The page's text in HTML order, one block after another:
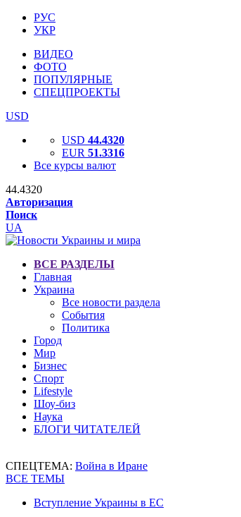
РУС
УКР
ВИДЕО
ФОТО
ПОПУЛЯРНЫЕ
СПЕЦПРОЕКТЫ
USD
USD 44.4320
EUR 51.3316
Все курсы валют
44.4320
Авторизация
Поиск
UA
ВСЕ РАЗДЕЛЫ
Главная
Украина
Все новости раздела
События
Политика
Город
Мир
Бизнес
Спорт
Lifestyle
Шоу-биз
Наука
БЛОГИ ЧИТАТЕЛЕЙ
СПЕЦТЕМА: Война в Иране
ВСЕ ТЕМЫ
Вступление Украины в ЕС